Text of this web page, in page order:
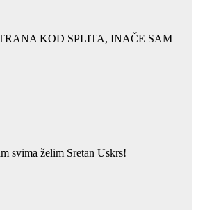
KOD SPLITA, INAČE SAM
svima želim Sretan Uskrs!